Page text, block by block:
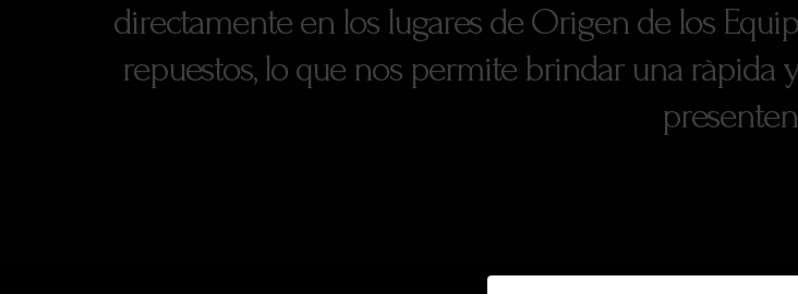
directamente en los lugares de Origen de los
repuestos, lo que nos permite brindar una ràpida